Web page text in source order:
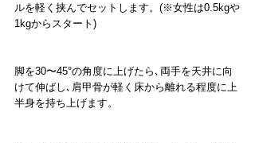
ルを軽く挟んでセットします。(※女性は0.5kgや
1kgからスタート)
脚を30〜45°の角度に上げたら､両手を天井に向
けて伸ばし､肩甲骨が軽く床から離れる程度に上
半身を持ち上げます。